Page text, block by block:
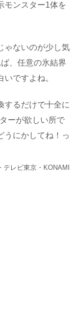
モンスター1体を
ゃないのが少し気
、任意の氷結界
ですよね。
するだけで十全に
ーが欲しい所で
うにかしてね！っ
レビ東京・KONAMI